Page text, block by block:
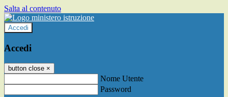
Salta al contenuto
Accedi
Accedi
button close ×
Nome Utente
Password